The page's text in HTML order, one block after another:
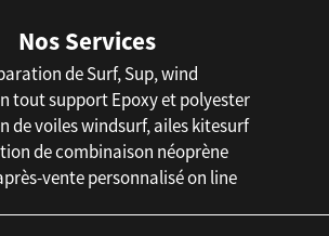
Nos Services
de Surf, Sup, wind
tout support Epoxy et polyester
de voiles windsurf, ailes kitesurf
de combinaison néoprène
vente personnalisé on line